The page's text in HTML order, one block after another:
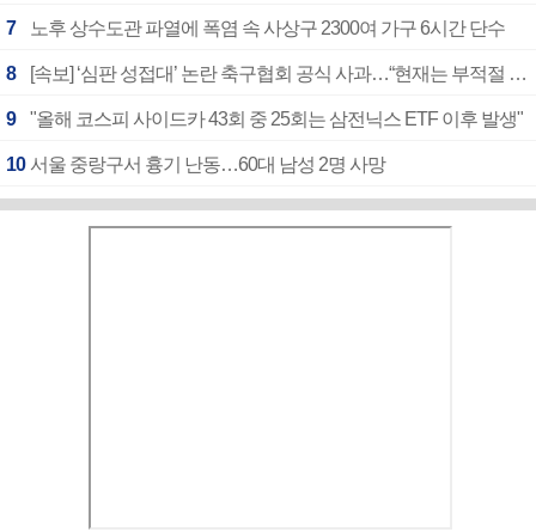
7 노후 상수도관 파열에 폭염 속 사상구 2300여 가구 6시간 단수
8 [속보] ‘심판 성접대’ 논란 축구협회 공식 사과…“현재는 부적절 행위 없어”
9 "올해 코스피 사이드카 43회 중 25회는 삼전닉스 ETF 이후 발생"
10 서울 중랑구서 흉기 난동…60대 남성 2명 사망